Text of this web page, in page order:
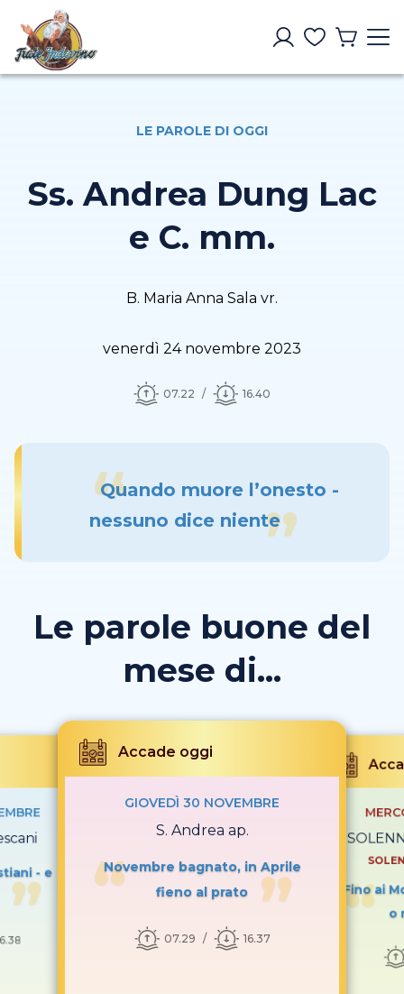
LE PAROLE DI OGGI
Ss. Andrea Dung Lac
e C. mm.
B. Maria Anna Sala vr.
venerdì 24 novembre 2023
07.22 16.40
Quando muore l’onesto -
nessuno dice niente
Le parole buone del
mese di...
- e
Accade oggi
GIOVEDÌ 30 NOVEMBRE
S. Andrea ap.
Novembre bagnato, in Aprile
fieno al prato
07.29 16.37
Fino ai
o